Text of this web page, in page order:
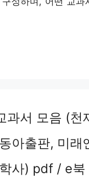
과서 모음 (천
아출판, 미래
사) pdf / e북